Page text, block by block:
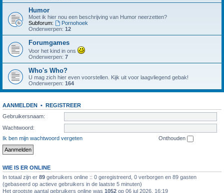
Humor
Moet ik hier nou een beschrijving van Humor neerzetten?
Subforum:
Pornohoek
Onderwerpen: 12
Forumgames
Voor het kind in ons
Onderwerpen: 7
Who's Who?
U mag zich hier even voorstellen. Kijk uit voor laagvliegend gebak!
Onderwerpen: 164
AANMELDEN • REGISTREER
Gebruikersnaam:
Wachtwoord:
Ik ben mijn wachtwoord vergeten
Onthouden
WIE IS ER ONLINE
In totaal zijn er 89 gebruikers online :: 0 geregistreerd, 0 verborgen en 89 gasten
(gebaseerd op actieve gebruikers in de laatste 5 minuten)
Het grootste aantal gebruikers online was 1052 op 06 jul 2026, 16:19